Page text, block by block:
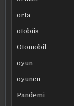
orta
otobüs
Otomobil
oyun
oyuncu
Pandemi